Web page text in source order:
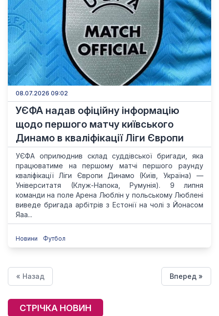
08.07.2026 09:02
УЄФА надав офіційну інформацію
щодо першого матчу київського
Динамо в кваліфікації Ліги Європи
УЄФА оприлюднив склад суддівської бригади, яка
працюватиме на першому матчі першого раунду
кваліфікації Ліги Європи Динамо (Київ, Україна) —
Університатя (Клуж-Напока, Румунія). 9 липня
команди на поле Арена Люблін у польському Люблені
виведе бригада арбітрів з Естонії на чолі з Йонасом
Яаа...
Новини Футбол
« Назад Вперед »
СТРІЧКА НОВИН